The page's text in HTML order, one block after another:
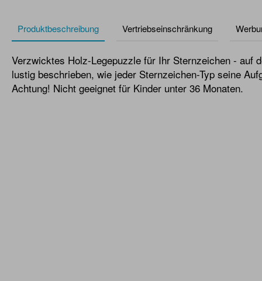
Produktbeschreibung Vertriebseinschränkung
Verzwicktes Holz-Legepuzzle für Ihr Sternzeichen - auf
lustig beschrieben, wie jeder Sternzeichen-Typ seine
Achtung! Nicht geeignet für Kinder unter 36 Monaten.